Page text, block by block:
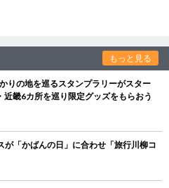
もっと見る
りの地を巡るスタンプラリーがスター
畿6カ所を巡り限定グッズをもらおう
「かばんの日」に合わせ「旅行川柳コ